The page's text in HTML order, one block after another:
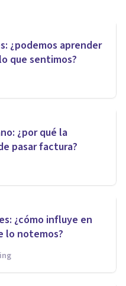
¿podemos aprender
que sentimos?
¿por qué la
pasar factura?
¿cómo influye en
lo notemos?